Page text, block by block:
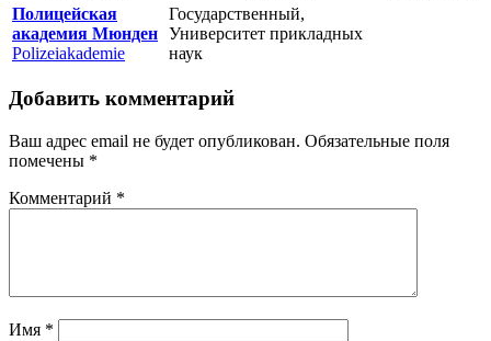
Полицейская
академия Мюнден
Polizeiakademie
Государственный,
Университет прикладных
наук
Добавить комментарий
Ваш адрес email не будет опубликован. Обязательные поля
помечены *
Комментарий *
Имя *